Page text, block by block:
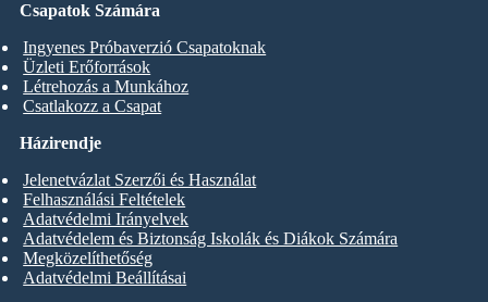
Csapatok Számára
Ingyenes Próbaverzió Csapatoknak
Üzleti Erőforrások
Létrehozás a Munkához
Csatlakozz a Csapat
Házirendje
Jelenetvázlat Szerzői és Használat
Felhasználási Feltételek
Adatvédelmi Irányelvek
Adatvédelem és Biztonság Iskolák és Diákok Számára
Megközelíthetőség
Adatvédelmi Beállításai